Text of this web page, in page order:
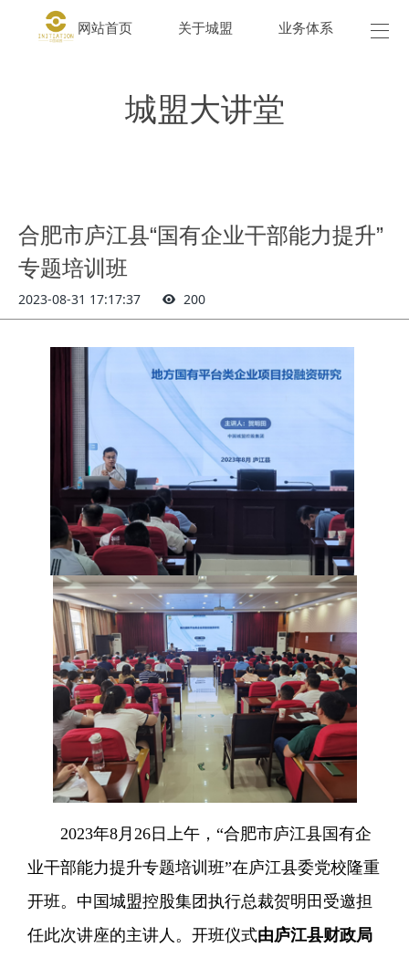
网站首页 关于城盟 业务体系 城
城盟大讲堂
合肥市庐江县“国有企业干部能力提升”
专题培训班
2023-08-31 17:17:37 200
2023年8月26日上午，“合肥市庐江县国有企
业干部能力提升专题培训班”在庐江县委党校隆重
开班。中国城盟控股集团执行总裁贺明田受邀担
任此次讲座的主讲人。开班仪式由庐江县财政局